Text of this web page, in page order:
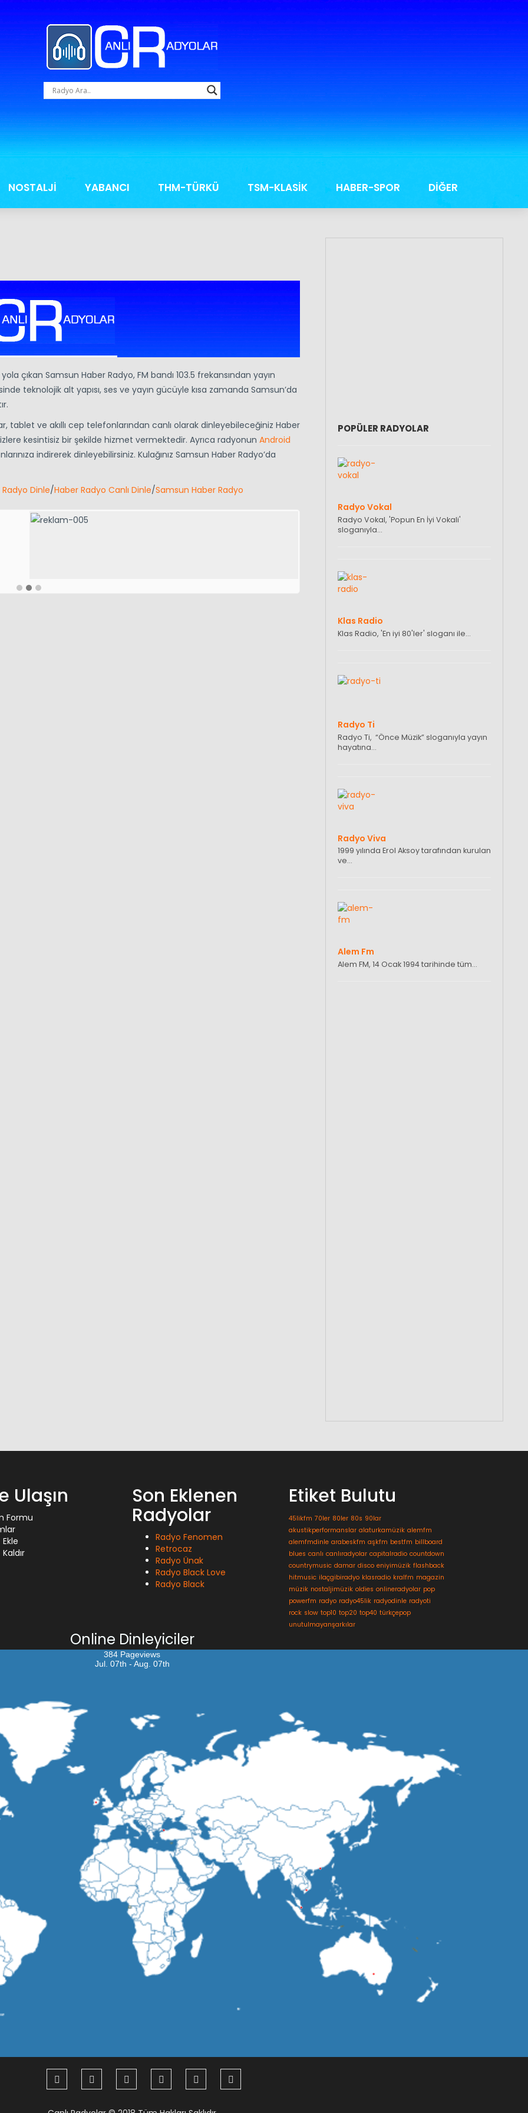
NOSTALJİ YABANCI THM-TÜRKÜ TSM-KLASİK HABER-SPOR DİĞER
çıkan Samsun Haber Radyo, FM bandı 103.5 frekansından yayın
teknolojik alt yapısı, ses ve yayın gücüyle kısa zamanda Samsun’da
tablet ve akıllı cep telefonlarından canlı olarak dinleyebileceğiniz Haber
kesintisiz bir şekilde hizmet vermektedir. Ayrıca radyonun Android
indirerek dinleyebilirsiniz. Kulağınız Samsun Haber Radyo’da
Dinle/Haber Radyo Canlı Dinle/Samsun Haber Radyo
POPÜLER RADYOLAR
Radyo Vokal
Radyo Vokal, 'Popun En İyi Vokali'
sloganıyla…
Klas Radio
Klas Radio, 'En iyi 80'ler' sloganı ile…
Radyo Ti
Radyo Ti, “Önce Müzik” sloganıyla yayın
hayatına…
Radyo Viva
1999 yılında Erol Aksoy tarafından kurulan
ve…
Alem Fm
Alem FM, 14 Ocak 1994 tarihinde tüm…
Ulaşın
Formu
Son Eklenen
Radyolar
Radyo Fenomen
Retrocaz
Radyo Ünak
Radyo Black Love
Radyo Black
Etiket Bulutu
45likfm 70ler 80ler 80s 90lar
akustikperformanslar alaturkamüzik alemfm
alemfmdinle arabeskfm aşkfm bestfm billboard
blues canlı canlıradyolar capitalradio countdown
countrymusic damar disco eniyimüzik flashback
hitmusic ilaçgibiradyo klasradio kralfm magazin
müzik nostaljimüzik oldies onlineradyolar pop
powerfm radyo radyo45lik radyodinle radyoti
rock slow top10 top20 top40 türkçepop
unutulmayanşarkılar
Online Dinleyiciler
384 Pageviews
Jul. 07th - Aug. 07th